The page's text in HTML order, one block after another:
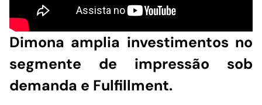
Dimona amplia investimentos no
segmente de impressão sob
demanda e Fulfillment.